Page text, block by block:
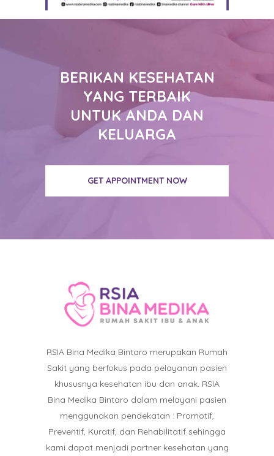
BERIKAN KESEHATAN
YANG TERBAIK
UNTUK ANDA DAN
KELUARGA
GET APPOINTMENT NOW
RSIA Bina Medika Bintaro merupakan Rumah
Sakit yang berfokus pada pelayanan pasien
khususnya kesehatan ibu dan anak. RSIA
Bina Medika Bintaro dalam melayani pasien
menggunakan pendekatan : Promotif,
Preventif, Kuratif, dan Rehabilitatif sehingga
kami dapat menjadi partner kesehatan yang